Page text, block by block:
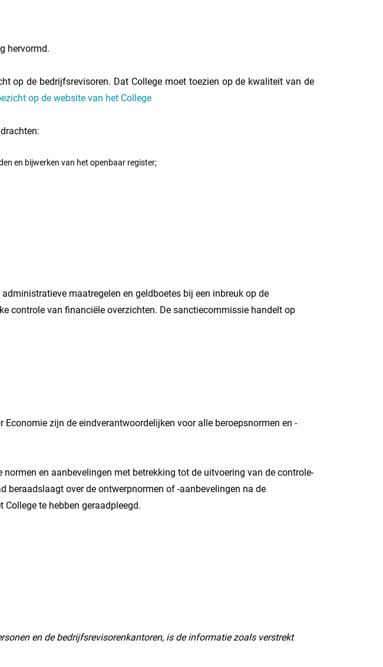
hervormd.
op de bedrijfsrevisoren. Dat College moet toezien op de kwaliteit van de
op de website van het College
en bijwerken van het openbaar register;
maatregelen en geldboetes bij een inbreuk op de
controle van financiële overzichten. De sanctiecommissie handelt op
Economie zijn de eindverantwoordelijken voor alle beroepsnormen en -
en aanbevelingen met betrekking tot de uitvoering van de controle-
beraadslaagt over de ontwerpnormen of -aanbevelingen na de
College te hebben geraadpleegd.
en de bedrijfsrevisorenkantoren, is de informatie zoals verstrekt